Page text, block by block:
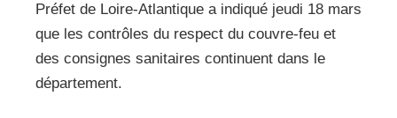
Préfet de Loire-Atlantique a indiqué jeudi 18 mars
que les contrôles du respect du couvre-feu et
des consignes sanitaires continuent dans le
département.